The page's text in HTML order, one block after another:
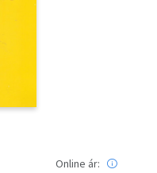
Online ár: